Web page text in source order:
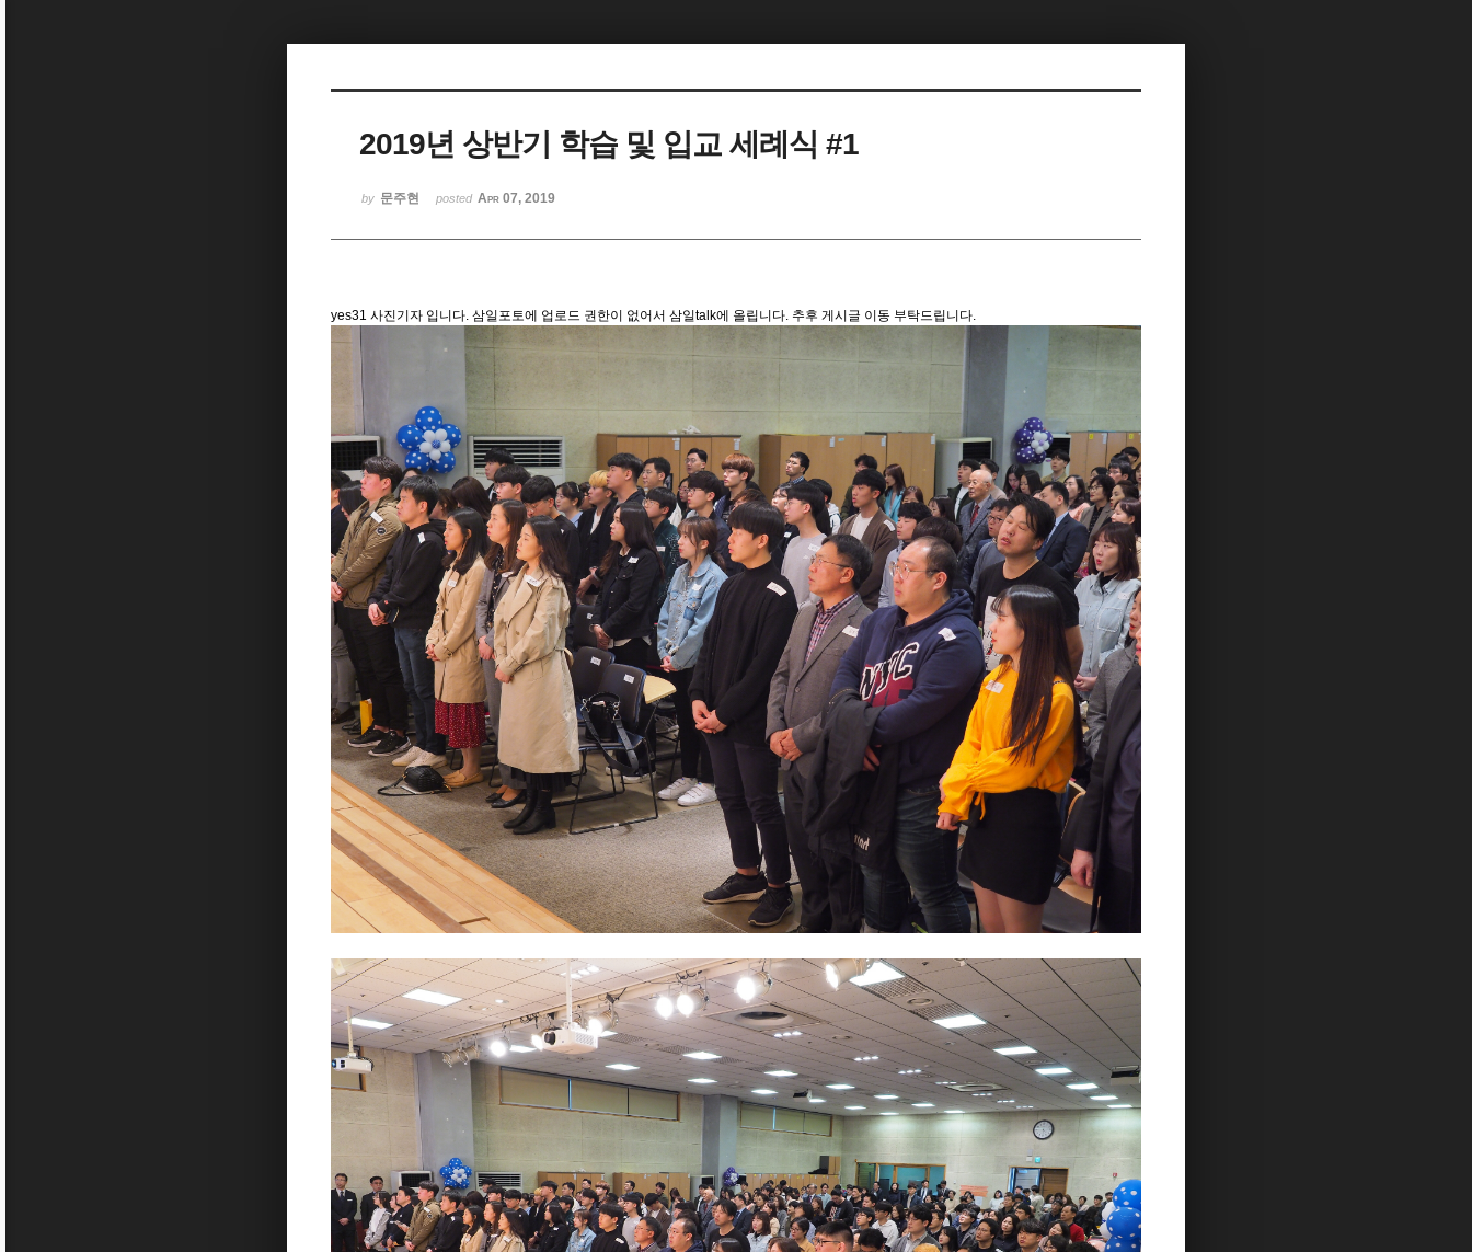
2019년 상반기 학습 및 입교 세례식 #1
by 문주현 posted Apr 07, 2019
yes31 사진기자 입니다. 삼일포토에 업로드 권한이 없어서 삼일talk에 올립니다. 추후 게시글 이동 부탁드립니다.
Sketchbook5, 스케치북5
Sketchbook5, 스케치북5